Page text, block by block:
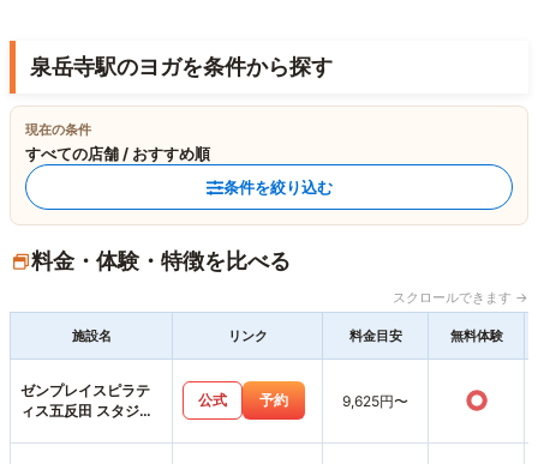
泉岳寺駅のヨガを条件から探す
現在の条件
すべての店舗 / おすすめ順
条件を絞り込む
料金・体験・特徴を比べる
スクロールできます →
施設名 リンク 料金目安 無料体験
ゼンプレイスピラテ
ィス五反田 スタジオ
公式 予約 9,625円〜 ○